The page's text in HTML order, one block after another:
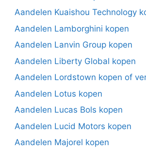
Aandelen Kuaishou Technology
Aandelen Lamborghini kopen
Aandelen Lanvin Group kopen
Aandelen Liberty Global kopen
Aandelen Lordstown kopen of
Aandelen Lotus kopen
Aandelen Lucas Bols kopen
Aandelen Lucid Motors kopen
Aandelen Majorel kopen